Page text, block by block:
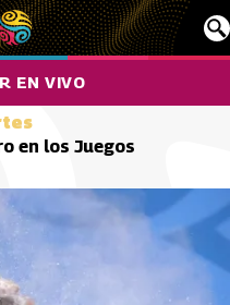
EN VIVO
en los Juegos